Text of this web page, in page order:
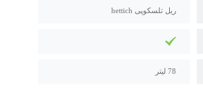
ریل تلسکوپی hettich
78 لیتر